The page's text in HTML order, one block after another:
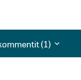
(1)
(1)